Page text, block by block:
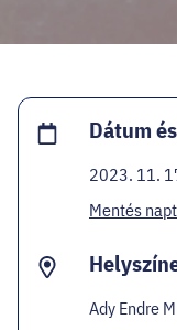
Dátum
2023. 11.
Mentés
Ady Endre